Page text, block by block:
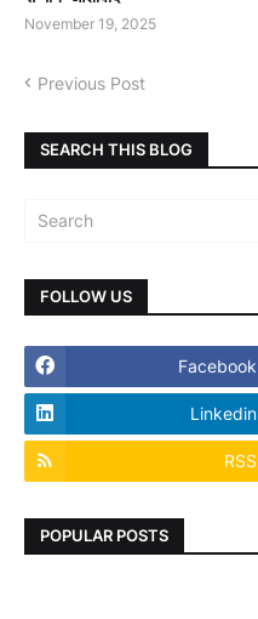
November 19, 2025
Previous Post
SEARCH THIS BLOG
FOLLOW US
Facebook
Linkedin
RSS
POPULAR POSTS